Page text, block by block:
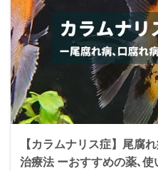
【カラムナリス症】尾腐
治療法 ーおすすめの薬､使